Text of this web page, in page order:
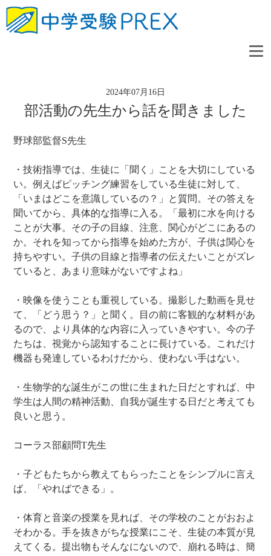
2024年07月16日
部活動の先生から話を聞きました
野球部監督S先生
・技術指導では、生徒に「聞く」ことを大切にしている
い。例えばピッチング練習をしている生徒に対して、
「いまはどこを意識しているの？」と質問。その答えを
聞いてから、具体的な指導に入る。「最初に水を向ける
ことが大事。その子の目線、注意、関心がどこにあるの
か。それを知ってから指導を始めた方が、子供は関心を
持ちやすい。子供の目線と指導者の伝えたいことがズレ
ていると、あまり意味がないですよね」
・映像を使うことも重視している。撮影した動画を見せ
て、「どう思う？」と聞く。目の前に客観的な材料があ
るので、より具体的な内容に入っていきやすい。今の子
たちは、視覚から認知することに長けている。これだけ
機器も発達しているわけだから、使わない手はない。
・生物学的な誕生がこの世に生まれた日だとすれば、中
学生は人間の精神活動、自我が誕生する日だと考えても
良いと思う。
コーラス部顧問T先生
・子どもたちから教えてもらったことをシンプルに言え
ば、「やればできる」。
・体育と音楽の授業を見れば、その学校のことがおおよ
そわかる。手を抜きがちな授業にこそ、生徒の本質が見
えてくる。提出物もそんなにないので、崩れる時は、簡